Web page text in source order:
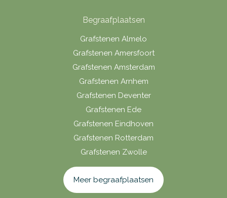
Begraafplaatsen
Grafstenen Almelo
Grafstenen Amersfoort
Grafstenen Amsterdam
Grafstenen Arnhem
Grafstenen Deventer
Grafstenen Ede
Grafstenen Eindhoven
Grafstenen Rotterdam
Grafstenen Zwolle
Meer begraafplaatsen